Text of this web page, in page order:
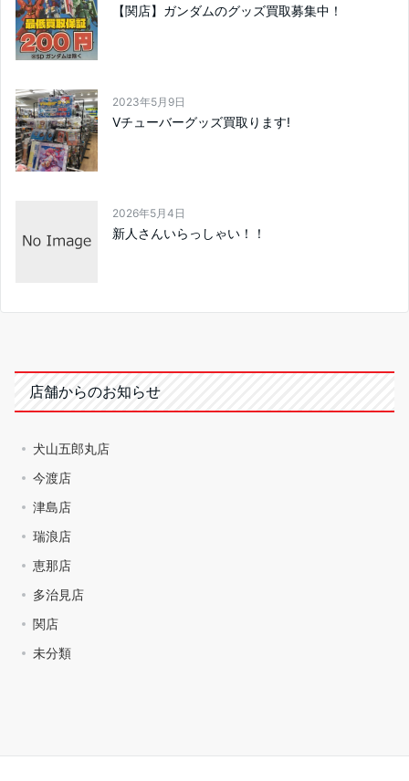
【関店】ガンダムのグッズ買取募集中！
2023年5月9日
Vチューバーグッズ買取ります!
2026年5月4日
新人さんいらっしゃい！！
店舗からのお知らせ
犬山五郎丸店
今渡店
津島店
瑞浪店
恵那店
多治見店
関店
未分類